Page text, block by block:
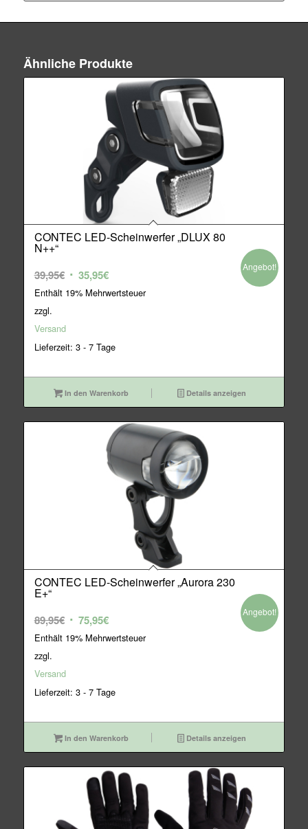
Ähnliche Produkte
CONTEC LED-Scheinwerfer „DLUX 80
N++“
39,95€ Ursprünglicher
Preis
35,95€Aktueller
Preis
Enthält 19% Mehrwertsteuer
zzgl.
Versand
Lieferzeit: 3 - 7 Tage
Angebot!
In den Warenkorb Details anzeigen
CONTEC LED-Scheinwerfer „Aurora 230
E+“
89,95€ Ursprünglicher
Preis
75,95€Aktueller
Preis
Enthält 19% Mehrwertsteuer
zzgl.
Versand
Lieferzeit: 3 - 7 Tage
Angebot!
In den Warenkorb Details anzeigen